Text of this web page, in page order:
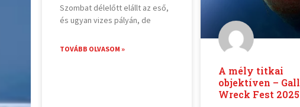
Szombat délelőtt elállt az eső,
és ugyan vizes pályán, de
TOVÁBB OLVASOM »
A mély titkai
objektíven –
Wreck Fest 2025